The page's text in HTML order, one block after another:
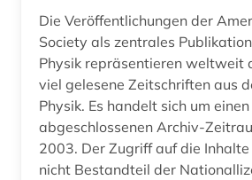
rock (1)
rundfunk (1)
russland (9)
samisdat (1)
sammelband (1)
Die Veröffentlichungen der
Society als zentrales
Physik repräsentieren weltweit
viel gelesene Zeitschriften aus
Physik. Es handelt sich um einen
abgeschlossenen Archiv-
2003. Der Zugriff auf die
nicht Bestandteil der